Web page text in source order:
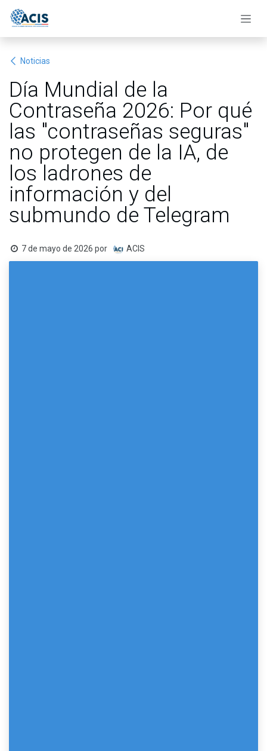
Noticias
Día Mundial de la
Contraseña 2026: Por qué
las "contraseñas seguras"
no protegen de la IA, de
los ladrones de
información y del
submundo de Telegram
7 de mayo de 2026 por ACIS